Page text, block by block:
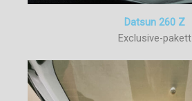
Datsun 260 Z
Exclusive-pakett